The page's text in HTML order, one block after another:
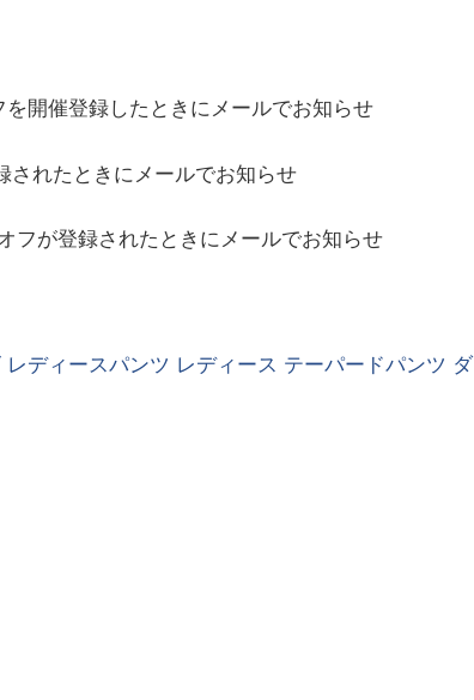
を開催登録したときにメールでお知らせ
されたときにメールでお知らせ
フが登録されたときにメールでお知らせ
ディースパンツ レディース テーパードパンツ ダ